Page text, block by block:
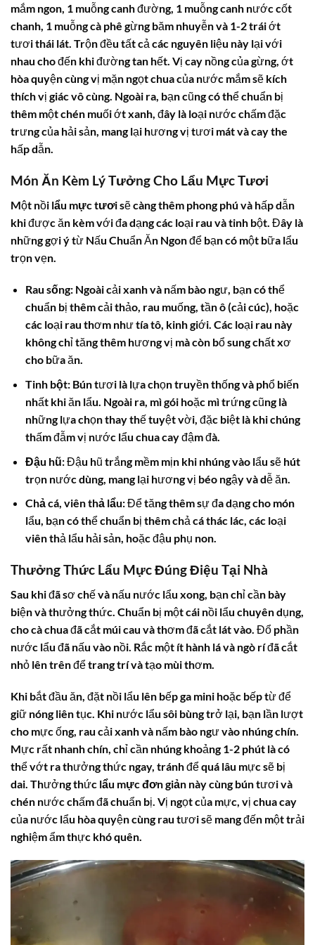
mắm ngon, 1 muỗng canh đường, 1 muỗng canh nước cốt
chanh, 1 muỗng cà phê gừng băm nhuyễn và 1-2 trái ớt
tươi thái lát. Trộn đều tất cả các nguyên liệu này lại với
nhau cho đến khi đường tan hết. Vị cay nồng của gừng, ớt
hòa quyện cùng vị mặn ngọt chua của nước mắm sẽ kích
thích vị giác vô cùng. Ngoài ra, bạn cũng có thể chuẩn bị
thêm một chén muối ớt xanh, đây là loại nước chấm đặc
trưng của hải sản, mang lại hương vị tươi mát và cay the
hấp dẫn.
Món Ăn Kèm Lý Tưởng Cho Lẩu Mực Tươi
Một nồi lẩu mực tươisẽ càng thêm phong phú và hấp dẫn
khi được ăn kèm với đa dạng các loại rau và tinh bột. Đây là
những gợi ý từ Nấu Chuẩn Ăn Ngon để bạn có một bữa lẩu
trọn vẹn.
Rau sống:Ngoài cải xanh và nấm bào ngư, bạn có thể
chuẩn bị thêm cải thảo, rau muống, tần ô (cải cúc), hoặc
các loại rau thơm như tía tô, kinh giới. Các loại rau này
không chỉ tăng thêm hương vị mà còn bổ sung chất xơ
cho bữa ăn.
Tinh bột:Bún tươi là lựa chọn truyền thống và phổ biến
nhất khi ăn lẩu. Ngoài ra, mì gói hoặc mì trứng cũng là
những lựa chọn thay thế tuyệt vời, đặc biệt là khi chúng
thấm đẫm vị nước lẩu chua cay đậm đà.
Đậu hũ:Đậu hũ trắng mềm mịn khi nhúng vào lẩu sẽ hút
trọn nước dùng, mang lại hương vị béo ngậy và dễ ăn.
Chả cá, viên thả lẩu:Để tăng thêm sự đa dạng cho món
lẩu, bạn có thể chuẩn bị thêm chả cá thác lác, các loại
viên thả lẩu hải sản, hoặc đậu phụ non.
Thưởng Thức Lẩu Mực Đúng Điệu Tại Nhà
Sau khi đã sơ chế và nấu nước lẩu xong, bạn chỉ cần bày
biện và thưởng thức. Chuẩn bị một cái nồi lẩu chuyên dụng,
cho cà chua đã cắt múi cau và thơm đã cắt lát vào. Đổ phần
nước lẩu đã nấu vào nồi. Rắc một ít hành lá và ngò rí đã cắt
nhỏ lên trên để trang trí và tạo mùi thơm.
Khi bắt đầu ăn, đặt nồi lẩu lên bếp ga mini hoặc bếp từ để
giữ nóng liên tục. Khi nước lẩu sôi bùng trở lại, bạn lần lượt
cho mực ống, rau cải xanh và nấm bào ngư vào nhúng chín.
Mực rất nhanh chín, chỉ cần nhúng khoảng 1-2 phút là có
thể vớt ra thưởng thức ngay, tránh để quá lâu mực sẽ bị
dai. Thưởng thức lẩu mực đơn giản này cùng bún tươi và
chén nước chấm đã chuẩn bị. Vị ngọt của mực, vị chua cay
của nước lẩu hòa quyện cùng rau tươi sẽ mang đến một trải
nghiệm ẩm thực khó quên.